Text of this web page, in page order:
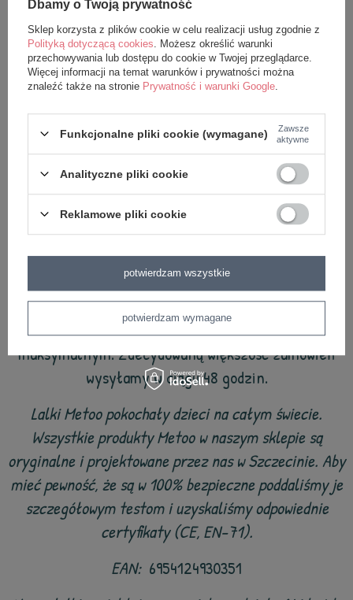
imieniem zgodnie ze zdjęciem poglądowym.
Przytulanki z napisem można prać w pralce w
temperaturze do 30 stopni na delikatnym
programie.
Lalka uszyta jest z najwyższą dokładnością i z
wykorzystaniem najlepszych jakościowo materiałów.
Świetnie sprawdzi się w roli prezentu. Może być
wykorzystana jako element dekoracyjny
dziecięcego pokoju
Wymiary: ok. 50 cm (z pluszową zawieszką) .
Odpowiedni dla maluszków od urodzenia.
Czas dostawy pokazany w sklepie jest czasem
maksymalnym. Zdecydowaną większość zamówień
wysyłamy w ciągu 48 godzin.
Lalki Metoo pokochały dzieci na całym świecie.
Wszystkie produkty Metoo w naszym sklepie są
oryginalne i projektowane przez nas w Szczecinie. Aby
mieć pewność, że są w 100% bezpieczne poddaliśmy je
szczegółowym testom i uzyskaliśmy odpowiednie
certyfikaty (CE, EN-71).
EAN: 6954124930351
Dbamy o Twoją prywatność
Sklep korzysta z plików cookie w celu realizacji usług zgodnie z
Polityką dotyczącą cookies . Możesz określić warunki
przechowywania lub dostępu do cookie w Twojej przeglądarce.
Więcej informacji na temat warunków i prywatności można
znaleźć także na stronie Prywatność i warunki Google
Funkcjonalne pliki cookie (wymagane)
Zawsze
aktywne
Analityczne pliki cookie
Reklamowe pliki cookie
potwierdzam wymagane
potwierdzam wszystkie